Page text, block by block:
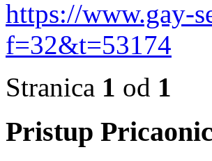
https://www.gay-
f=32&t=53174
Stranica 1 od 1
Pristup